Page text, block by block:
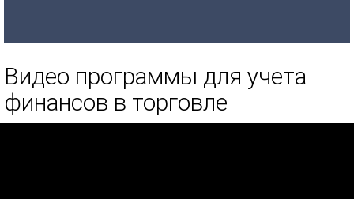
Видео программы для учета
финансов в торговле